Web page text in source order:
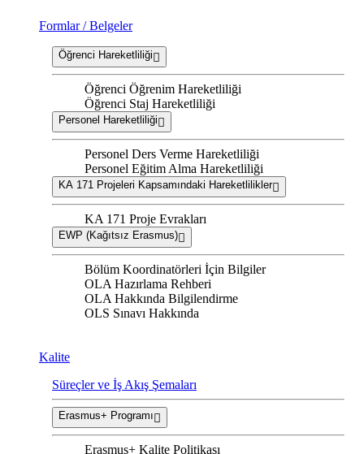
Formlar / Belgeler
Öğrenci Hareketliliği
Öğrenci Öğrenim Hareketliliği
Öğrenci Staj Hareketliliği
Personel Hareketliliği
Personel Ders Verme Hareketliliği
Personel Eğitim Alma Hareketliliği
KA 171 Projeleri Kapsamındaki Hareketlilikler
KA 171 Proje Evrakları
EWP (Kağıtsız Erasmus)
Bölüm Koordinatörleri İçin Bilgiler
OLA Hazırlama Rehberi
OLA Hakkında Bilgilendirme
OLS Sınavı Hakkında
Kalite
Süreçler ve İş Akış Şemaları
Erasmus+ Programı
Erasmus+ Kalite Politikası